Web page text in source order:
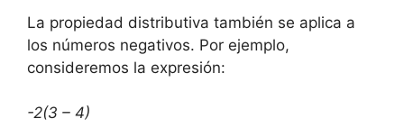
La propiedad distributiva también‍ se aplica a⁤
los‌ números negativos. ‌Por ejemplo,
‌consideremos ⁣la expresión:
-2(3 – ⁤4)